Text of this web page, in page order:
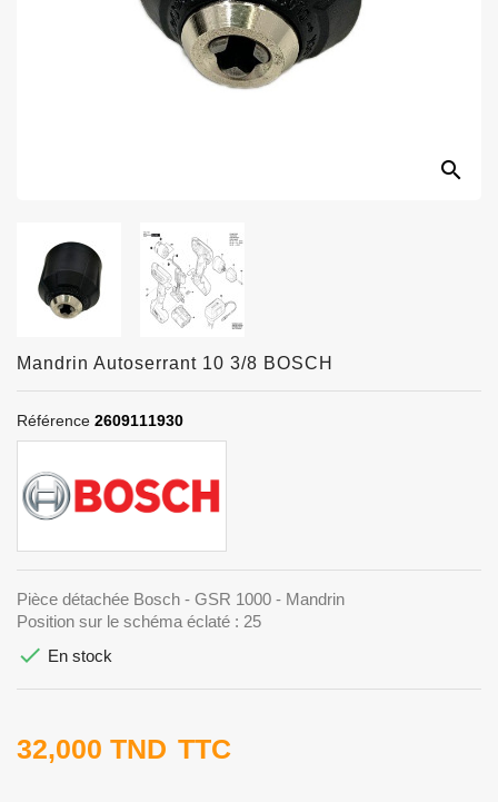
search
Mandrin Autoserrant 10 3/8 BOSCH
Référence 2609111930
Pièce détachée Bosch - GSR 1000 - Mandrin
Position sur le schéma éclaté : 25
 En stock
32,000 TND TTC